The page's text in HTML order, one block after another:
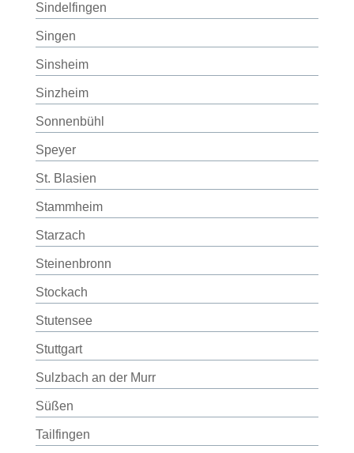
Sindelfingen
Singen
Sinsheim
Sinzheim
Sonnenbühl
Speyer
St. Blasien
Stammheim
Starzach
Steinenbronn
Stockach
Stutensee
Stuttgart
Sulzbach an der Murr
Süßen
Tailfingen